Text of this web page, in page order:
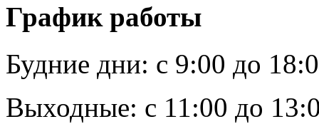
График работы
Будние дни: c 9:00 до
Выходные: с 11:00 до